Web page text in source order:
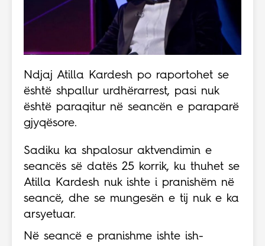
Ndjaj Atilla Kardesh po raportohet se
është shpallur urdhërarrest, pasi nuk
është paraqitur në seancën e paraparë
gjyqësore.
Sadiku ka shpalosur aktvendimin e
seancës së datës 25 korrik, ku thuhet se
Atilla Kardesh nuk ishte i pranishëm në
seancë, dhe se mungesën e tij nuk e ka
arsyetuar.
Në seancë e pranishme ishte ish-